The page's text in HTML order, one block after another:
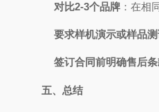
对比2-3个品牌 ：在相
要求样机演示或样品
签订合同前明确售后
五、总结